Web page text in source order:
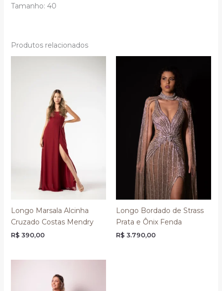
Tamanho: 40
Produtos relacionados
Longo Marsala Alcinha
Cruzado Costas Mendry
R$ 390,00
Longo Bordado de Strass
Prata e Ônix Fenda
R$ 3.790,00